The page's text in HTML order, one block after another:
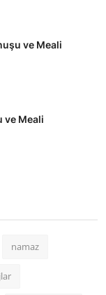
ve Meali
ve Meali
namaz